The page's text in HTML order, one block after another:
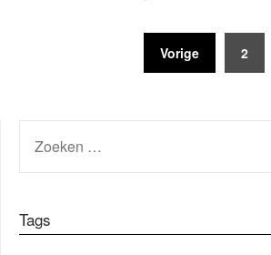
Vorige 2
NAAR:
Tags